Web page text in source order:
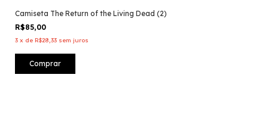
Camiseta The Return of the Living Dead (2)
R$85,00
3 x de R$28,33 sem juros
Comprar